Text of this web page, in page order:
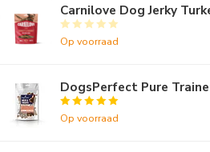
Carnilove Dog Jerky
Op voorraad
DogsPerfect Pure
Op voorraad